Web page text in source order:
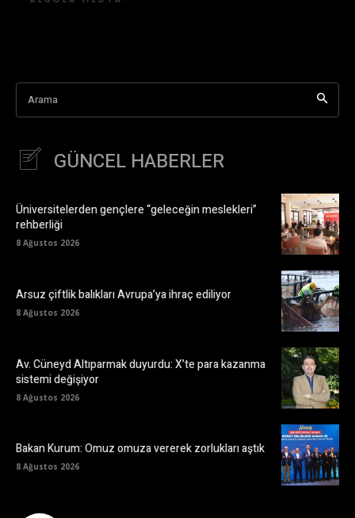
Arama
GÜNCEL HABERLER
Üniversitelerden gençlere “geleceğin meslekleri”
rehberliği
8 Ağustos 2026
Arsuz çiftlik balıkları Avrupa’ya ihraç ediliyor
8 Ağustos 2026
Av. Cüneyd Altıparmak duyurdu: X’te para kazanma
sistemi değişiyor
8 Ağustos 2026
Bakan Kurum: Omuz omuza vererek zorlukları aştık
8 Ağustos 2026